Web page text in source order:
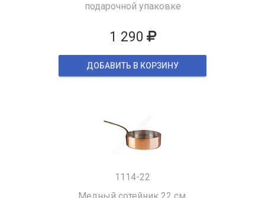
подарочной упаковке
1 290
ДОБАВИТЬ В КОРЗИНУ
1114-22